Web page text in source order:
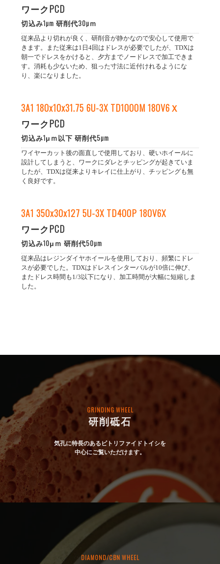
ワークPCD
切込み1µm 研削代30µｍ
従来品より切れが良く、研削音が静かなので安心して使用で
きます。また従来は1日4回はドレスが必要でしたが、TDXは
朝一でドレスをかけると、夕方までノードレスで加工できま
す。消耗も少ないため、狙った寸法に近付けれるようにな
り、楽になりました。
3A1 180x10x31.75 6U-3X TD1000M 180V6Ｘ
ワークPCD
切込み1μｍ以下 研削代5µm
ワイヤーカット後の面直しで使用しており、硬いホイールに
設計してしまうと、ワークにダレとチッピングが起きていま
したが、TDXは従来よりキレイに仕上がり、チッピングも無
く良好です。
3A1 350x30x127 5U-3X TD400P 180V6X
ワークPCD
切込み10μｍ 研削代50µm
従来品はレジンダイヤホイールを使用しており、頻繁にドレ
スが必要でした。TDXはドレスインターバルが10倍に伸び、
またドレス時間も1/3以下になり、加工時間が大幅に短縮しま
した。
GRINDING WHEEL
研削砥石
気孔に特長のあるビトリファイドトイシを
中心にご覧いただけます。
DIAMOND/CBN WHEEL